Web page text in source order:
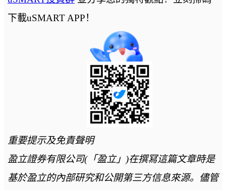
下載uSMART APP！
重要提示及免責聲明
盈立證券有限公司(「盈立」)在撰冩這篇文章時是
基於盈立的內部研究和公開第三方信息來源。儘管